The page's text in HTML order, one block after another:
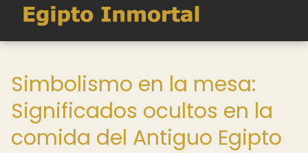
Simbolismo en la mesa:
Significados ocultos en la
comida del Antiguo Egipto